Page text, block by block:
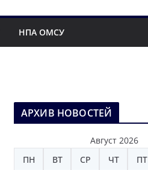
НПА ОМСУ
АРХИВ НОВОСТЕЙ
Август 2026
ПН
ВТ СР ЧТ ПТ